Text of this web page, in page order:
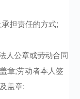
担责任的方式;
人公章或劳动合同
章;劳动者本人签
盖章;